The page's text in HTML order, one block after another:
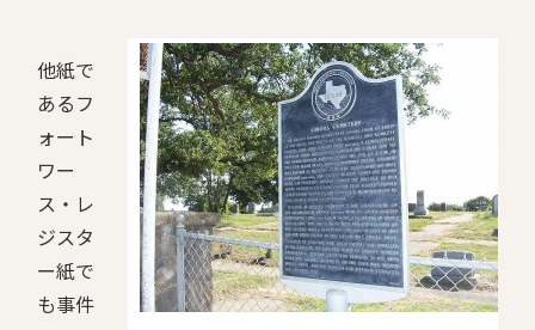
他紙で
あるフ
ォート
ワー
ス・レ
ジスタ
ー紙で
も事件